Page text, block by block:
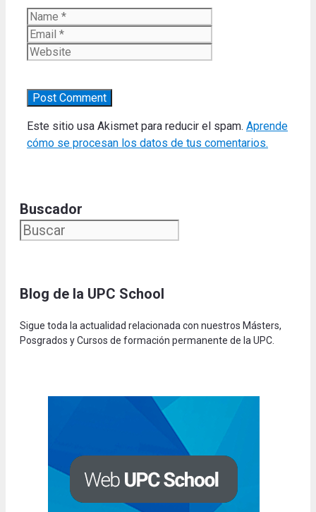
Name
Este sitio usa Akismet para reducir el spam. Aprende
cómo se procesan los datos de tus comentarios.
Buscador
Blog de la UPC School
Sigue toda la actualidad relacionada con nuestros Másters,
Posgrados y Cursos de formación permanente de la UPC.